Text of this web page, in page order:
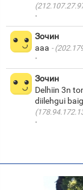
·
Зочин
aaa
·
Зочин
Delhiin 3n
diilehgui
·